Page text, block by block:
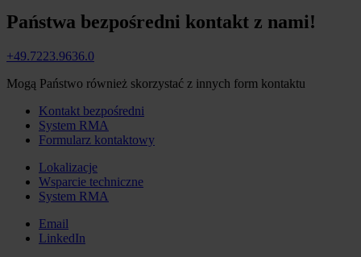
Państwa bezpośredni kontakt z nami!
+49.7223.9636.0
Mogą Państwo również skorzystać z innych form kontaktu
Kontakt bezpośredni
System RMA
Formularz kontaktowy
Lokalizacje
Wsparcie techniczne
System RMA
Email
LinkedIn